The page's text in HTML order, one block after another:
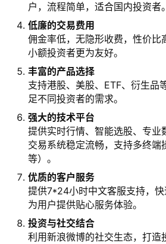
户，流程简单，适合国内投资者。
低廉的交易费用
佣金率低，无隐形收费，性价比
小额投资者更为友好。
丰富的产品选择
支持港股、美股、ETF、衍生品
足不同投资者的需求。
强大的技术平台
提供实时行情、智能选股、专业
交易系统稳定流畅，支持多终端
等）。
优质的客户服务
提供7*24小时中文客服支持，快
为用户提供贴心服务体验。
投资与社交结合
利用新浪微博的社交生态，打造